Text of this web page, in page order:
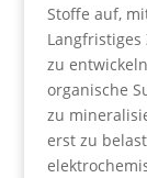
Stoffe auf,
Langfristiges
zu
organische
zu
erst zu